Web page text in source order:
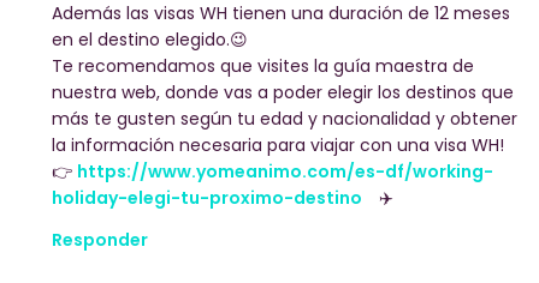
Además las visas WH tienen una duración de 12 meses
en el destino elegido.😉
Te recomendamos que visites la guía maestra de
nuestra web, donde vas a poder elegir los destinos que
más te gusten según tu edad y nacionalidad y obtener
la información necesaria para viajar con una visa WH!
👉 https://www.yomeanimo.com/es-df/working-
holiday-elegi-tu-proximo-destino
✈️
Responder